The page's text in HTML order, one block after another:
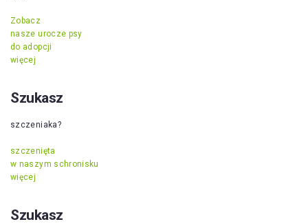
Zobacz
nasze urocze psy
do adopcji
więcej
Szukasz
szczeniaka?
szczenięta
w naszym schronisku
więcej
Szukasz